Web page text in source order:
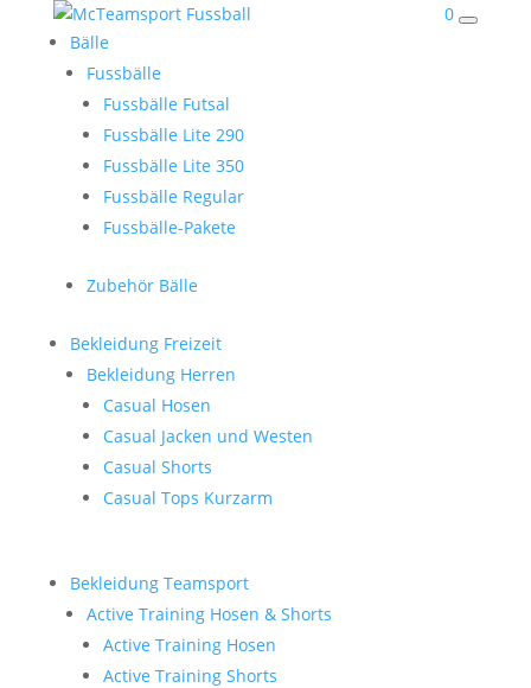
0
Bälle
Fussbälle
Fussbälle Futsal
Fussbälle Lite 290
Fussbälle Lite 350
Fussbälle Regular
Fussbälle-Pakete
Zubehör Bälle
Bekleidung Freizeit
Bekleidung Herren
Casual Hosen
Casual Jacken und Westen
Casual Shorts
Casual Tops Kurzarm
Bekleidung Teamsport
Active Training Hosen & Shorts
Active Training Hosen
Active Training Shorts